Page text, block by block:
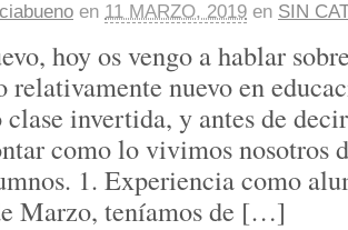
en 11 MARZO, 2019 en SIN
hoy os vengo a hablar
relativamente nuevo en
invertida, y antes de
como lo vivimos nosotros
1. Experiencia como
Marzo, teníamos de […]